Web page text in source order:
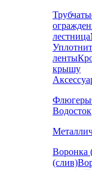
лестница
ленты
крышу
Флюгеры
Водосток
Воронка
(слив)